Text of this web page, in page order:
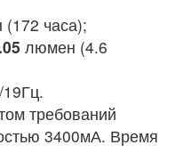
часа);
люмен (4.6
требований
3400мА. Время